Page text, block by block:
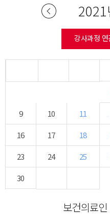
2021
강사과정
9
10 11
16
17 18
23
24 25
30
보건의료